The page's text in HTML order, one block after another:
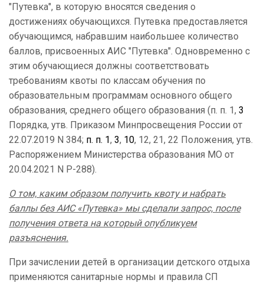
"Путевка", в которую вносятся сведения о
достижениях обучающихся. Путевка предоставляется
обучающимся, набравшим наибольшее количество
баллов, присвоенных АИС "Путевка". Одновременно с
этим обучающиеся должны соответствовать
требованиям квоты по классам обучения по
образовательным программам основного общего
образования, среднего общего образования (п. п. 1, 3
Порядка, утв. Приказом Минпросвещения России от
22.07.2019 N 384; п. п. 1, 3, 10, 12, 21, 22 Положения, утв.
Распоряжением Министерства образования МО от
20.04.2021 N Р-288).
О том, каким образом получить квоту и набрать
баллы без АИС «Путевка» мы сделали запрос, после
получения ответа на который опубликуем
разъяснения.
При зачислении детей в организации детского отдыха
применяются санитарные нормы и правила СП